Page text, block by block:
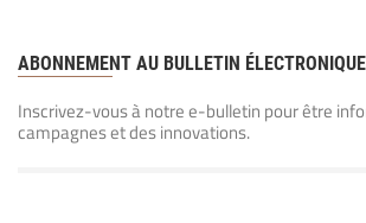
ABONNEMENT AU BULLETIN ÉLECTRONIQUE
Inscrivez-vous à notre e-bulletin pour être
campagnes et des innovations.